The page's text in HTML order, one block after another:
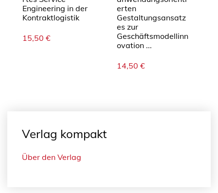
Engineering in der
Kontraktlogistik
15,50 €
erten
Gestaltungsansatz
es zur
Geschäftsmodellinn
ovation ...
14,50 €
Verlag kompakt
Über den Verlag